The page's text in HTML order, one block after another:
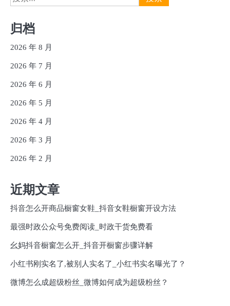
索：
归档
2026 年 8 月
2026 年 7 月
2026 年 6 月
2026 年 5 月
2026 年 4 月
2026 年 3 月
2026 年 2 月
近期文章
抖音怎么开商品橱窗女鞋_抖音女鞋橱窗开设方法
最强时政公众号免费阅读_时政干货免费看
幺妈抖音橱窗怎么开_抖音开橱窗步骤详解
小红书刚实名了,被别人实名了_小红书实名曝光了？
微博怎么成超级粉丝_微博如何成为超级粉丝？